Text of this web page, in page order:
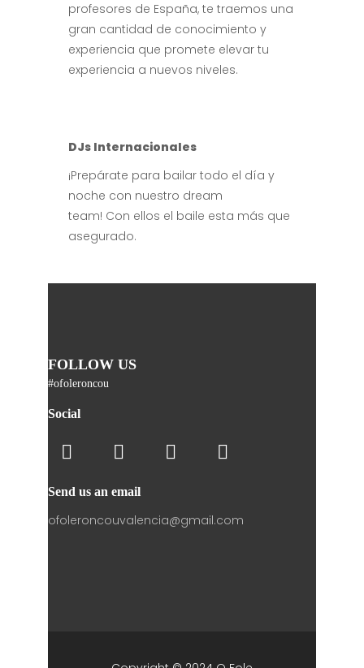
profesores de España, te traemos una
gran cantidad de conocimiento y
experiencia que promete elevar tu
experiencia a nuevos niveles.
DJs Internacionales
¡Prepárate para bailar todo el día y
noche con nuestro dream
team! Con ellos el baile esta más que
asegurado.
FOLLOW US
#ofoleroncou
Social
Send us an email
ofoleroncouvalencia@gmail.com